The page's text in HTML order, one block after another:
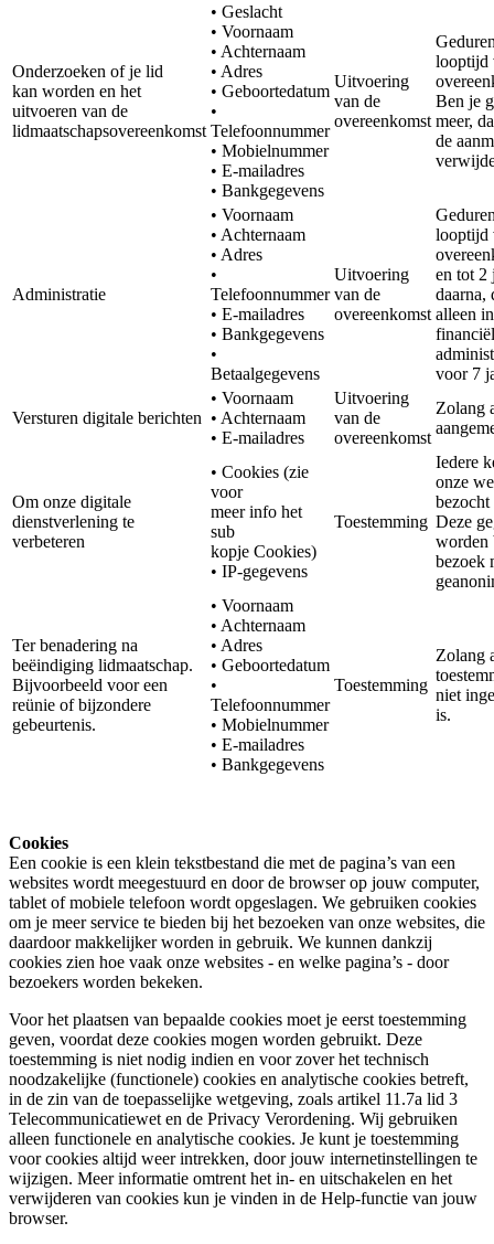
Onderzoeken of je lid
kan worden en het
uitvoeren van de
lidmaatschapsovereenkomst
• Geslacht
• Voornaam
• Achternaam
• Adres
• Geboortedatum
•
Telefoonnummer
• Mobielnummer
• E-mailadres
• Bankgegevens
Uitvoering
van de
overeenkomst
looptijd
Ben je
meer,
de
Administratie
• Voornaam
• Achternaam
• Adres
•
Telefoonnummer
• E-mailadres
• Bankgegevens
•
Betaalgegevens
Uitvoering
van de
overeenkomst
looptijd
en tot 2
daarna,
alleen
voor 7
Versturen digitale berichten
• Voornaam
• Achternaam
• E-mailadres
Uitvoering
van de
overeenkomst
Zolang
Om onze digitale
dienstverlening te
verbeteren
• Cookies (zie
voor
meer info het
sub
kopje Cookies)
• IP-gegevens
Toestemming
Iedere
onze
Deze
worden
bezoek
Ter benadering na
beëindiging lidmaatschap.
Bijvoorbeeld voor een
reünie of bijzondere
gebeurtenis.
• Voornaam
• Achternaam
• Adres
• Geboortedatum
•
Telefoonnummer
• Mobielnummer
• E-mailadres
• Bankgegevens
Toestemming
Zolang
niet
is.
Cookies
Een cookie is een klein tekstbestand die met de pagina’s van een
websites wordt meegestuurd en door de browser op jouw computer,
tablet of mobiele telefoon wordt opgeslagen. We gebruiken cookies
om je meer service te bieden bij het bezoeken van onze websites, die
daardoor makkelijker worden in gebruik. We kunnen dankzij
cookies zien hoe vaak onze websites - en welke pagina’s - door
bezoekers worden bekeken.
Voor het plaatsen van bepaalde cookies moet je eerst toestemming
geven, voordat deze cookies mogen worden gebruikt. Deze
toestemming is niet nodig indien en voor zover het technisch
noodzakelijke (functionele) cookies en analytische cookies betreft,
in de zin van de toepasselijke wetgeving, zoals artikel 11.7a lid 3
Telecommunicatiewet en de Privacy Verordening. Wij gebruiken
alleen functionele en analytische cookies. Je kunt je toestemming
voor cookies altijd weer intrekken, door jouw internetinstellingen te
wijzigen. Meer informatie omtrent het in- en uitschakelen en het
verwijderen van cookies kun je vinden in de Help-functie van jouw
browser.